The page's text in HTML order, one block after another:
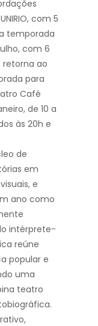
com 5
temporada
com 6
retorna ao
para
Café
de 10 a
às 20h e
de
em
e
ano como
intérprete-
reúne
popular e
uma
teatro